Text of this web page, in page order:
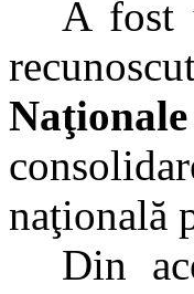
A fost
Naţionale
naţională
Din